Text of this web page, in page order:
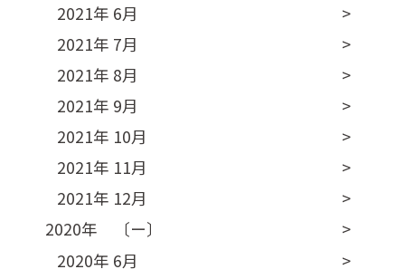
2021年 6月
2021年 7月
2021年 8月
2021年 9月
2021年 10月
2021年 11月
2021年 12月
2020年 〔ー〕
2020年 6月